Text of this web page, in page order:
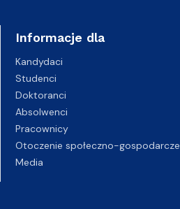
Informacje dla
Kandydaci
Studenci
Doktoranci
Absolwenci
Pracownicy
Otoczenie społeczno-gospodarcze
Media